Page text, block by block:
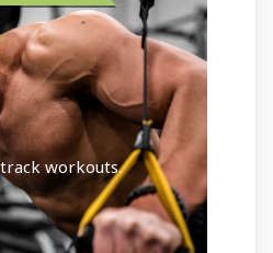
workouts.